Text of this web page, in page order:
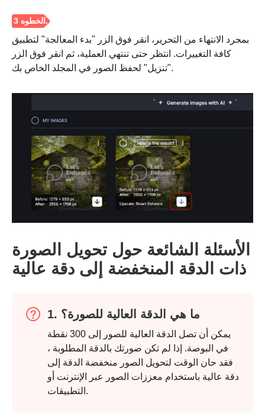
بمجرد الانتهاء من التحرير، انقر فوق الزر "بدء المعالجة" لتطبيق
كافة التغييرات. انتظر حتى تنتهي العملية، ثم انقر فوق الزر
"تنزيل" لحفظ الصور في المجلد الخاص بك.
الأسئلة الشائعة حول تحويل الصورة
ذات الدقة المنخفضة إلى دقة عالية
1. ما هي الدقة العالية للصورة؟
يمكن أن تصل الدقة العالية للصور إلى 300 نقطة
في البوصة. إذا لم تكن صورتك بالدقة المطلوبة ،
فقد حان الوقت لتحويل الصور منخفضة الدقة إلى
دقة عالية باستخدام معززات الصور عبر الإنترنت أو
التطبيقات.